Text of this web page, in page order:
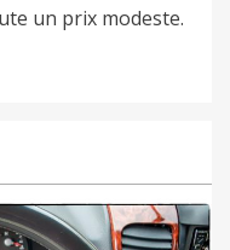
un prix modeste.